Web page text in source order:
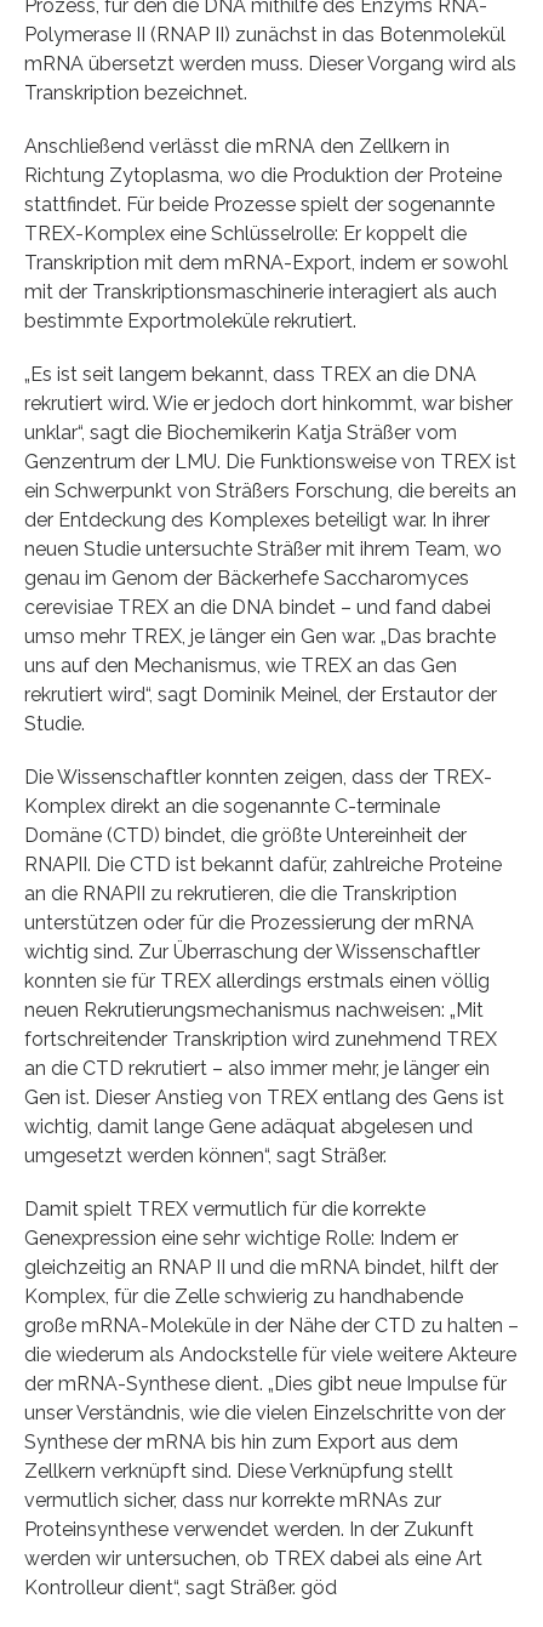
Prozess, für den die DNA mithilfe des Enzyms RNA-
Polymerase II (RNAP II) zunächst in das Botenmolekül
mRNA übersetzt werden muss. Dieser Vorgang wird als
Transkription bezeichnet.
Anschließend verlässt die mRNA den Zellkern in
Richtung Zytoplasma, wo die Produktion der Proteine
stattfindet. Für beide Prozesse spielt der sogenannte
TREX-Komplex eine Schlüsselrolle: Er koppelt die
Transkription mit dem mRNA-Export, indem er sowohl
mit der Transkriptionsmaschinerie interagiert als auch
bestimmte Exportmoleküle rekrutiert.
„Es ist seit langem bekannt, dass TREX an die DNA
rekrutiert wird. Wie er jedoch dort hinkommt, war bisher
unklar“, sagt die Biochemikerin Katja Sträßer vom
Genzentrum der LMU. Die Funktionsweise von TREX ist
ein Schwerpunkt von Sträßers Forschung, die bereits an
der Entdeckung des Komplexes beteiligt war. In ihrer
neuen Studie untersuchte Sträßer mit ihrem Team, wo
genau im Genom der Bäckerhefe Saccharomyces
cerevisiae TREX an die DNA bindet – und fand dabei
umso mehr TREX, je länger ein Gen war. „Das brachte
uns auf den Mechanismus, wie TREX an das Gen
rekrutiert wird“, sagt Dominik Meinel, der Erstautor der
Studie.
Die Wissenschaftler konnten zeigen, dass der TREX-
Komplex direkt an die sogenannte C-terminale
Domäne (CTD) bindet, die größte Untereinheit der
RNAPII. Die CTD ist bekannt dafür, zahlreiche Proteine
an die RNAPII zu rekrutieren, die die Transkription
unterstützen oder für die Prozessierung der mRNA
wichtig sind. Zur Überraschung der Wissenschaftler
konnten sie für TREX allerdings erstmals einen völlig
neuen Rekrutierungsmechanismus nachweisen: „Mit
fortschreitender Transkription wird zunehmend TREX
an die CTD rekrutiert – also immer mehr, je länger ein
Gen ist. Dieser Anstieg von TREX entlang des Gens ist
wichtig, damit lange Gene adäquat abgelesen und
umgesetzt werden können“, sagt Sträßer.
Damit spielt TREX vermutlich für die korrekte
Genexpression eine sehr wichtige Rolle: Indem er
gleichzeitig an RNAP II und die mRNA bindet, hilft der
Komplex, für die Zelle schwierig zu handhabende
große mRNA-Moleküle in der Nähe der CTD zu halten –
die wiederum als Andockstelle für viele weitere Akteure
der mRNA-Synthese dient. „Dies gibt neue Impulse für
unser Verständnis, wie die vielen Einzelschritte von der
Synthese der mRNA bis hin zum Export aus dem
Zellkern verknüpft sind. Diese Verknüpfung stellt
vermutlich sicher, dass nur korrekte mRNAs zur
Proteinsynthese verwendet werden. In der Zukunft
werden wir untersuchen, ob TREX dabei als eine Art
Kontrolleur dient“, sagt Sträßer. göd